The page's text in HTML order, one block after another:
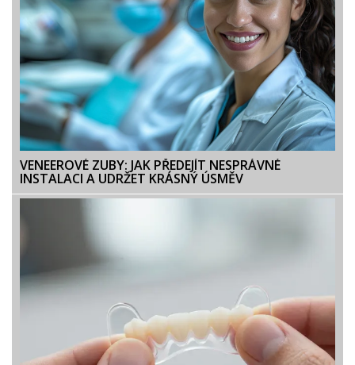
VENEEROVÉ ZUBY: JAK PŘEDEJÍT NESPRÁVNÉ
INSTALACI A UDRŽET KRÁSNÝ ÚSMĚV